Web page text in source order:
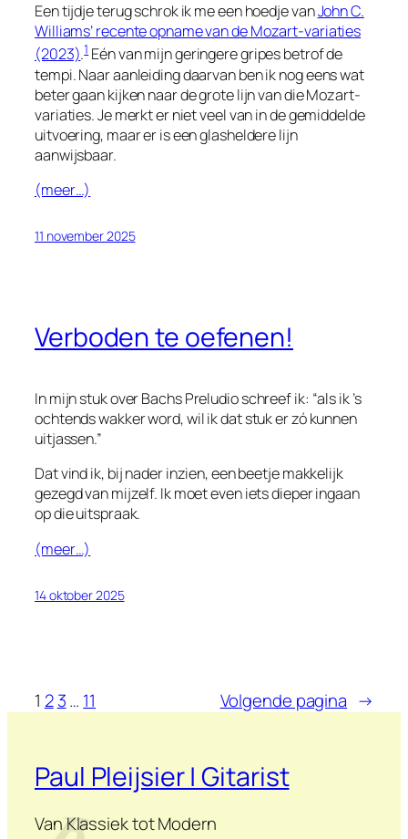
Een tijdje terug schrok ik me een hoedje vanJohn C.
Williams’ recente opname van de Mozart-variaties
(2023).1Eén van mijn geringeregripesbetrof de
tempi. Naar aanleiding daarvan ben ik nog eens wat
beter gaan kijken naar de grote lijn van die Mozart-
variaties. Je merkt er niet veel van in de gemiddelde
uitvoering, maar er is een glasheldere lijn
aanwijsbaar.
(meer…)
11 november 2025
Verboden te oefenen!
In mijn stuk over BachsPreludioschreef ik: “als ik ’s
ochtends wakker word, wil ik dat stuk er zó kunnen
uitjassen.”
Dat vind ik, bij nader inzien, een beetje makkelijk
gezegd van mijzelf. Ik moet even iets dieper ingaan
op die uitspraak.
(meer…)
14 oktober 2025
1 2 3… 11 Volgende pagina →
Paul Pleijsier | Gitarist
Van Klassiek tot Modern